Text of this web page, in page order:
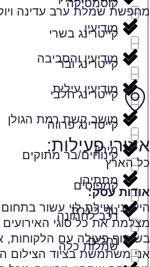
קוסמטיקה
קייטרינג בשרי
קייטרינג ובר
קייטרינג חלבי
קייטרינג פרווה
קינוחים/בר מתוקים
קמפוסים
רכב לחתונה
שמלות כלה
מודיעין
מודיעין והסביבה
מודיעין עילית
מושב קשת רמת הגולן
מירון
מתתיהו
נוף כינרת
נחלים
מחפשת שמלת ערב עדינה
איזורי פעילות:
כל הארץ
אודות עסק:
היי אני איילת לוי עשור
מצלמת את כל סוגי האירועים
בשיתוף פעולה עם הלקוחות,
אני משתמשת בציוד הצילום